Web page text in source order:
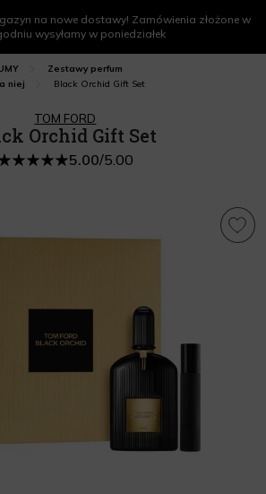
na nowe dostawy! Zamówienia złożone w
wysyłamy w poniedziałek
Zestawy perfum
niej
Black Orchid Gift Set
TOM FORD
Orchid Gift Set
5.00/5.00